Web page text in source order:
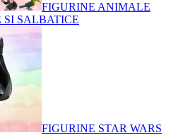
FIGURINE ANIMALE
SI SALBATICE
FIGURINE STAR WARS